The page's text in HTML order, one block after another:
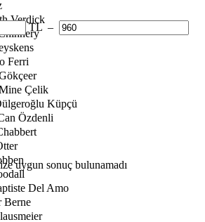
Verdick
Ferri
Çelik
Küpçü
Özdenli
Del Amo
Berne
TL –
uygun sonuç bulunamadı